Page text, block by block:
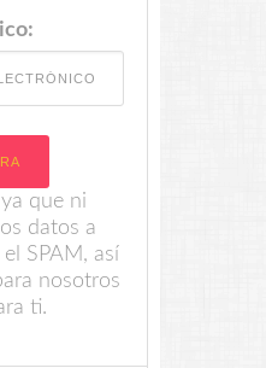
que ni
datos a
SPAM, así
nosotros
ti.